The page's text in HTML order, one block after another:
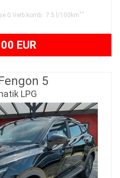
Verb.komb.: 7.5 l/100km **
EUR
5
LPG